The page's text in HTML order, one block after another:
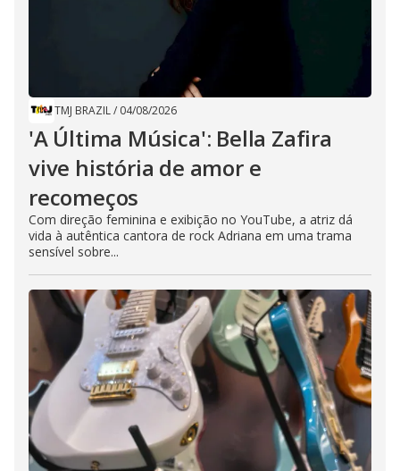
TMJ BRAZIL/ 04/08/2026
'A Última Música': Bella Zafira
vive história de amor e
recomeços
Com direção feminina e exibição no YouTube, a atriz dá
vida à autêntica cantora de rock Adriana em uma trama
sensível sobre...